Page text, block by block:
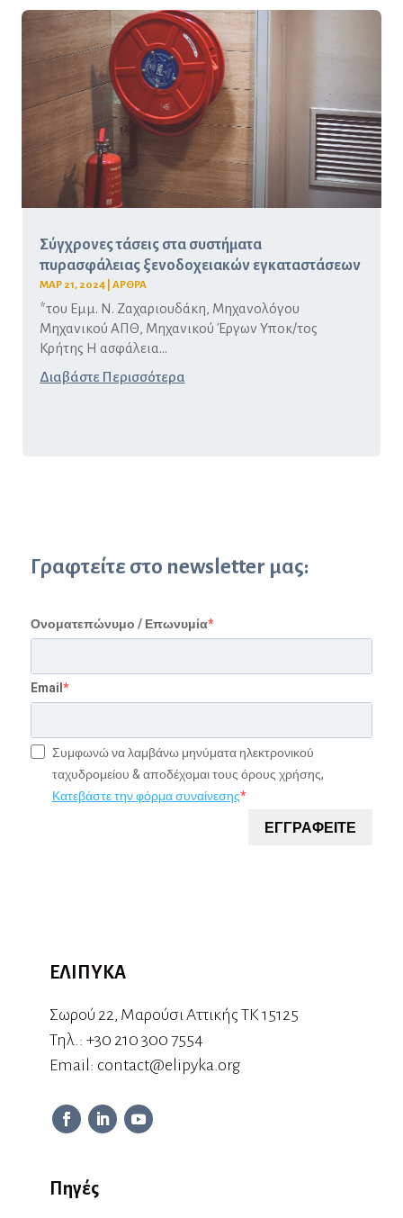
Σύγχρονες τάσεις στα συστήματα
πυρασφάλειας ξενοδοχειακών εγκαταστάσεων
ΜΑΡ 21, 2024| ΑΡΘΡΑ
*του Εμμ. Ν. Ζαχαριουδάκη, Μηχανολόγου
Μηχανικού ΑΠΘ, Μηχανικού Έργων Υποκ/τος
Κρήτης Η ασφάλεια...
Διαβάστε Περισσότερα
Γραφτείτε στο newsletter μας:
Ονοματεπώνυμο / Επωνυμία
Email
Συμφωνώ να λαμβάνω μηνύματα ηλεκτρονικού
ταχυδρομείου & αποδέχομαι τους όρους χρήσης,
Κατεβάστε την φόρμα συναίνεσης
ΕΓΓΡΑΦΕΙΤΕ
ΕΛΙΠΥΚΑ
Σωρού 22, Μαρούσι Αττικής ΤΚ 15125
Τηλ.: +30 210 300 7554
Εmail: contact@elipyka.org
Πηγές